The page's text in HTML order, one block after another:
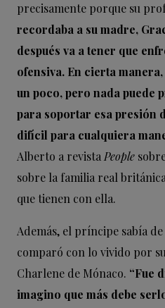
precisamente porque su
recordaba a su madre,
después va a tener que
ofensiva. En cierta
un poco, pero nada puede
para soportar esa presión
difícil para cualquiera
Alberto a revista People
sobre la familia real
que tienen con ella.
Además, el príncipe sabía
comparó con lo vivido por
Charlene de Mónaco. “Fue
imagino que más debe